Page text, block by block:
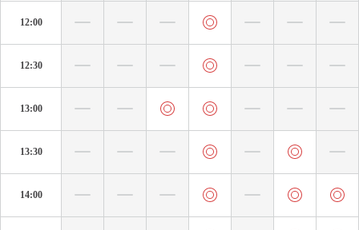
12:00
12:30
13:00
13:30
14:00